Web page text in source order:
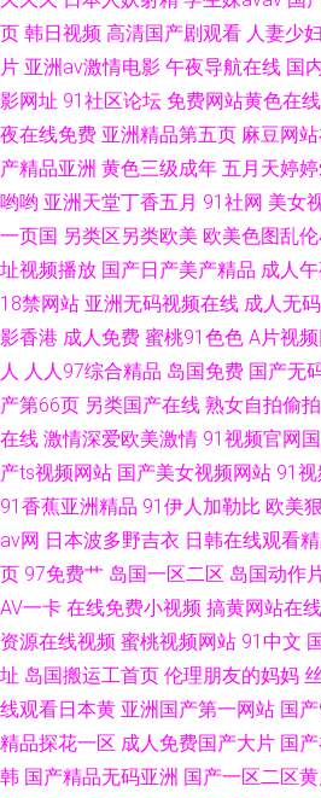
页 韩日视频 高清国产剧观看 人妻少
片 亚洲av激情电影 午夜导航在线 国
影网址 91社区论坛 免费网站黄色在线
夜在线免费 亚洲精品第五页 麻豆网
产精品亚洲 黄色三级成年 五月天婷
哟哟 亚洲天堂丁香五月 91社网 美女
一页国 另类区另类欧美 欧美色图乱
址视频播放 国产日产美产精品 成人
18禁网站 亚洲无码视频在线 成人无
影香港 成人免费 蜜桃91色色 A片视
人 人人97综合精品 岛国免费 国产无
产第66页 另类国产在线 熟女自拍偷拍
在线 激情深爱欧美激情 91视频官网
产ts视频网站 国产美女视频网站 91
91香蕉亚洲精品 91伊人加勒比 欧美
av网 日本波多野吉衣 日韩在线观看
页 97免费艹 岛国一区二区 岛国动作
AV一卡 在线免费小视频 搞黄网站在
资源在线视频 蜜桃视频网站 91中文
址 岛国搬运工首页 伦理朋友的妈妈
线观看日本黄 亚洲国产第一网站 国
精品探花一区 成人免费国产大片 国
韩 国产精品无码亚洲 国产一区二区